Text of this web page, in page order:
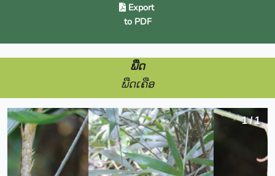
Export
to PDF
ພືດ
ພືດເຄືອ
1 / 1